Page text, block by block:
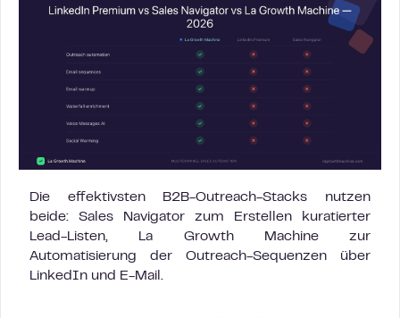
Die effektivsten B2B-Outreach-Stacks nutzen
beide: Sales Navigator zum Erstellen kuratierter
Lead-Listen, La Growth Machine zur
Automatisierung der Outreach-Sequenzen über
LinkedIn und E-Mail.